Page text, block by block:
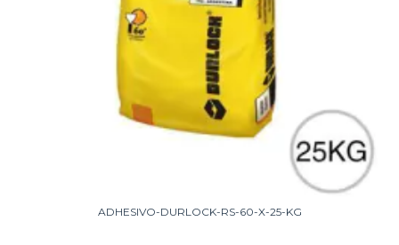
ADHESIVO-DURLOCK-RS-60-X-25-KG